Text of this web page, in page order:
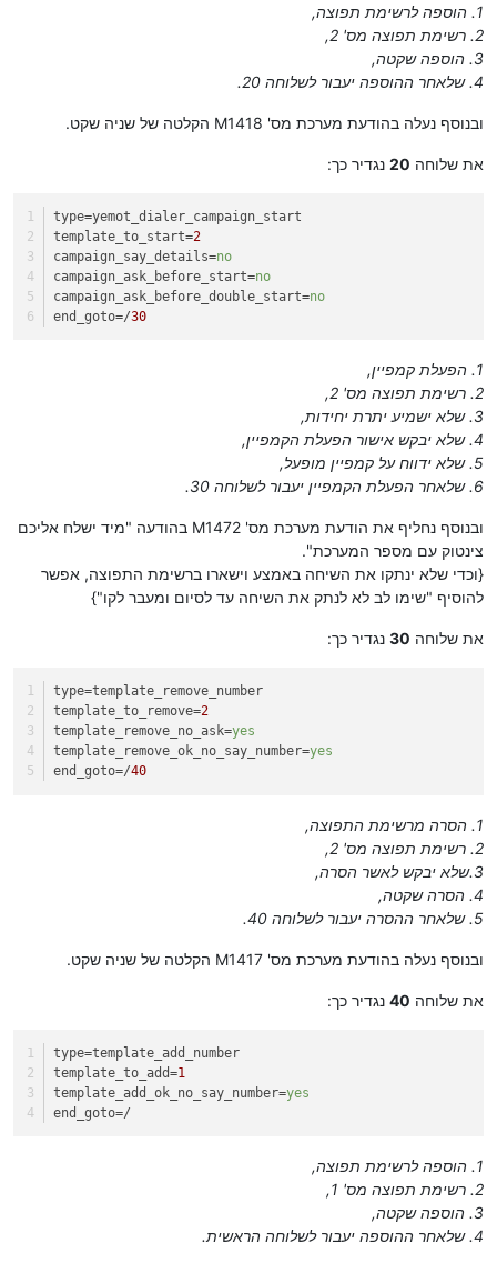
1. הוספה לרשימת תפוצה,
2. רשימת תפוצה מס' 2,
3. הוספה שקטה,
4. שלאחר ההוספה יעבור לשלוחה 20.
ובנוסף נעלה בהודעת מערכת מס' M1418 הקלטה של שניה שקט.
את שלוחה 20 נגדיר כך:
type=yemot_dialer_campaign_start
template_to_start=2
campaign_say_details=no
campaign_ask_before_start=no
campaign_ask_before_double_start=no
end_goto=/30
1. הפעלת קמפיין,
2. רשימת תפוצה מס' 2,
3. שלא ישמיע יתרת יחידות,
4. שלא יבקש אישור הפעלת הקמפיין,
5. שלא ידווח על קמפיין מופעל,
6. שלאחר הפעלת הקמפיין יעבור לשלוחה 30.
ובנוסף נחליף את הודעת מערכת מס' M1472 בהודעה "מיד ישלח אליכם
צינטוק עם מספר המערכת".
{וכדי שלא ינתקו את השיחה באמצע וישארו ברשימת התפוצה, אפשר
להוסיף "שימו לב לא לנתק את השיחה עד לסיום ומעבר לקו"}
את שלוחה 30 נגדיר כך:
type=template_remove_number
template_to_remove=2
template_remove_no_ask=yes
template_remove_ok_no_say_number=yes
end_goto=/40
1. הסרה מרשימת התפוצה,
2. רשימת תפוצה מס' 2,
3.שלא יבקש לאשר הסרה,
4. הסרה שקטה,
5. שלאחר ההסרה יעבור לשלוחה 40.
ובנוסף נעלה בהודעת מערכת מס' M1417 הקלטה של שניה שקט.
את שלוחה 40 נגדיר כך:
type=template_add_number
template_to_add=1
template_add_ok_no_say_number=yes
end_goto=/
1. הוספה לרשימת תפוצה,
2. רשימת תפוצה מס' 1,
3. הוספה שקטה,
4. שלאחר ההוספה יעבור לשלוחה הראשית.